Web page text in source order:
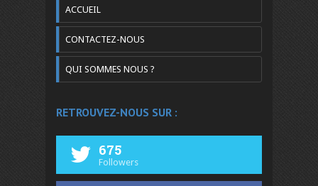
ACCUEIL
CONTACTEZ-NOUS
QUI SOMMES NOUS ?
RETROUVEZ-NOUS SUR :
675
Followers